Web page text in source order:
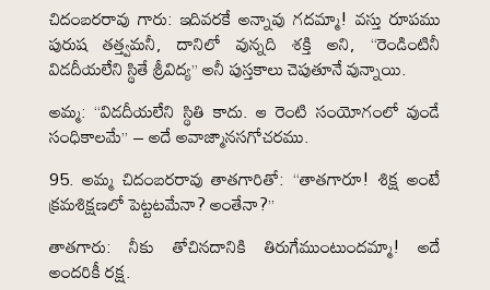
చిదంబరరావు గారు: ఇదివరకే అన్నావు గదమ్మా! వస్తు రూపము
పురుష తత్త్వమనీ, దానిలో వున్నది శక్తి అని, “రెండింటినీ
విడదీయలేని స్థితే శ్రీవిద్య” అనీ పుస్తకాలు చెపుతూనే వున్నాయి.
అమ్మ: “విడదీయలేని స్థితి కాదు. ఆ రెంటి సంయోగంలో వుండే
సంధికాలమే” – అదే అవాజ్మానసగోచరము.
95. అమ్మ చిదంబరరావు తాతగారితో: “తాతగారూ! శిక్ష అంటే
క్రమశిక్షణలో పెట్టటమేనా? అంతేనా?”
తాతగారు: నీకు తోచినదానికి తిరుగేముంటుందమ్మా! అదే
అందరికీ రక్ష.